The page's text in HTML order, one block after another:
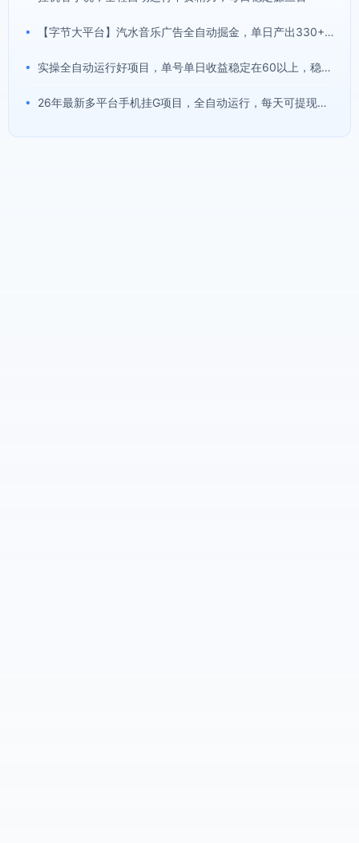
• 【字节大平台】汽水音乐广告全自动掘金，单日产出330+，附详细教程及全套工具【揭秘】
• 实操全自动运行好项目，单号单日收益稳定在60以上，稳定收益快，小白副业首选【揭秘】
• 26年最新多平台手机挂G项目，全自动运行，每天可提现，单机900-1500月，可矩阵放大【揭秘】